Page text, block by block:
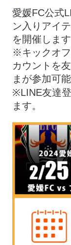
愛媛FC公式
ン入りアイ
を開催します
※キックオ
カウントを
まが参加可
※LINE友達
ます。